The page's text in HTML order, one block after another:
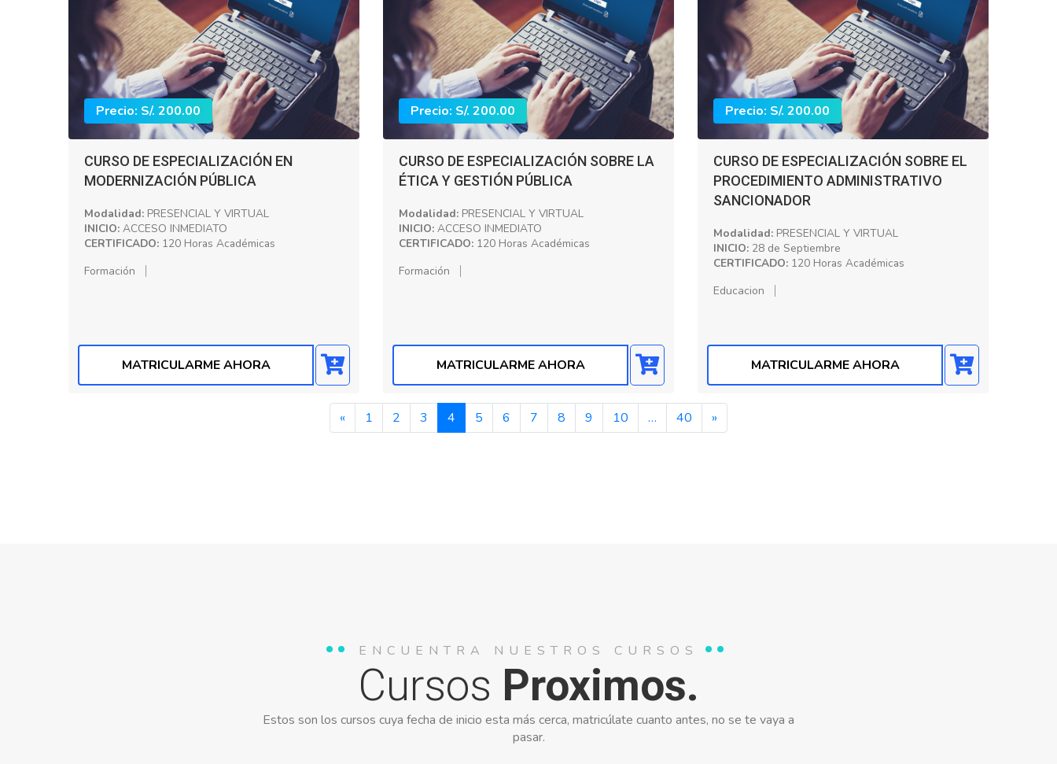
Precio: S/. 200.00
CURSO DE ESPECIALIZACIÓN EN
MODERNIZACIÓN PÚBLICA
Modalidad: PRESENCIAL Y VIRTUAL
INICIO: ACCESO INMEDIATO
CERTIFICADO: 120 Horas Académicas
Formación
MATRICULARME AHORA
Precio: S/. 200.00
CURSO DE ESPECIALIZACIÓN SOBRE LA
ÉTICA Y GESTIÓN PÚBLICA
Modalidad: PRESENCIAL Y VIRTUAL
INICIO: ACCESO INMEDIATO
CERTIFICADO: 120 Horas Académicas
Formación
MATRICULARME AHORA
Precio: S/. 200.00
CURSO DE ESPECIALIZACIÓN SOBRE EL
PROCEDIMIENTO ADMINISTRATIVO
SANCIONADOR
Modalidad: PRESENCIAL Y VIRTUAL
INICIO: 28 de Septiembre
CERTIFICADO: 120 Horas Académicas
Educacion
MATRICULARME AHORA
« 1 2 3 4 5 6 7 8 9 10 … 40 »
ENCUENTRA NUESTROS CURSOS
Cursos Proximos.
Estos son los cursos cuya fecha de inicio esta más cerca, matricúlate cuanto antes, no se te vaya a
pasar.